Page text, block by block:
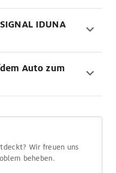
IDUNA
Auto zum
Wir freuen uns
beheben.